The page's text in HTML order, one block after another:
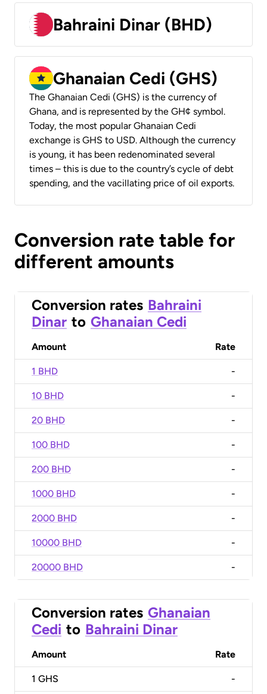
Bahraini Dinar (BHD)
Ghanaian Cedi (GHS)
The Ghanaian Cedi (GHS) is the currency of
Ghana, and is represented by the GH¢ symbol.
Today, the most popular Ghanaian Cedi
exchange is GHS to USD. Although the currency
is young, it has been redenominated several
times – this is due to the country’s cycle of debt
spending, and the vacillating price of oil exports.
Conversion rate table for
different amounts
Conversion rates Bahraini
Dinar to Ghanaian Cedi
Amount Rate
1 BHD -
10 BHD -
20 BHD -
100 BHD -
200 BHD -
1000 BHD -
2000 BHD -
10000 BHD -
20000 BHD -
Conversion rates Ghanaian
Cedi to Bahraini Dinar
Amount Rate
1 GHS -